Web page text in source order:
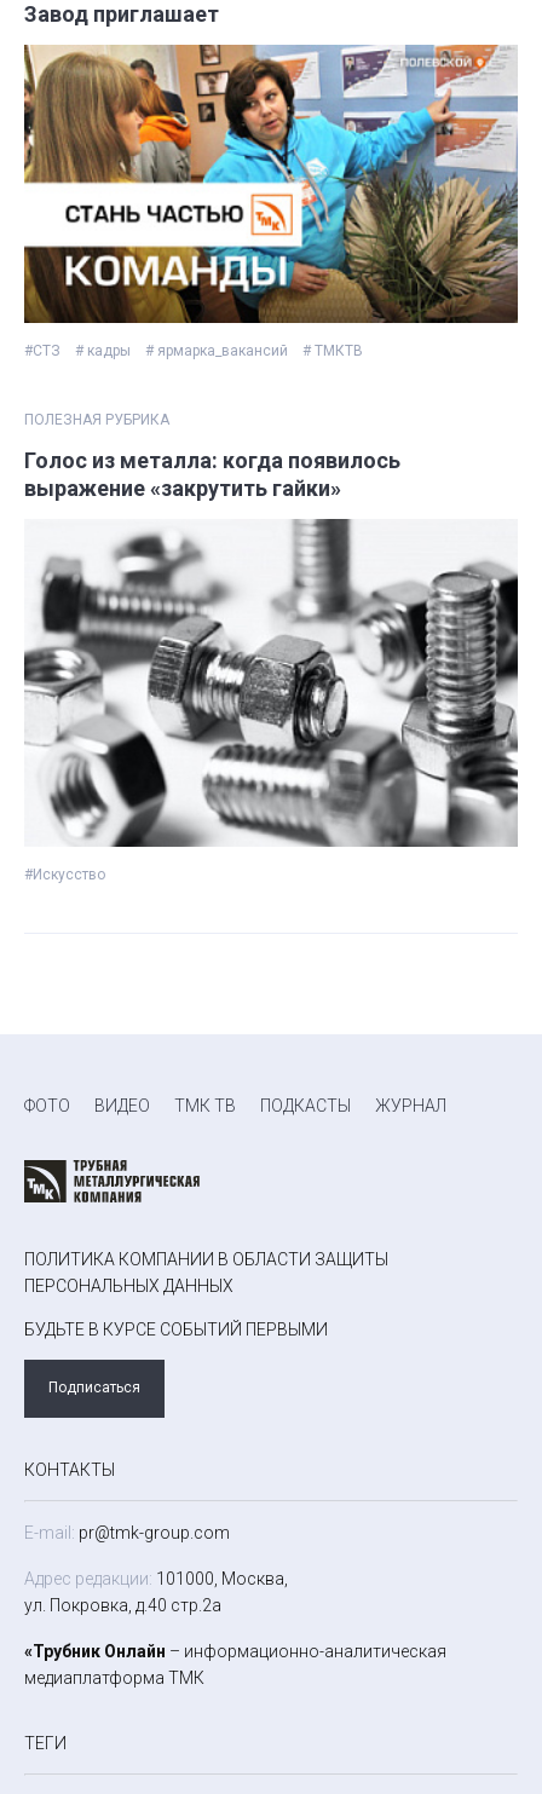
Завод приглашает
#СТЗ # кадры # ярмарка_вакансий # ТМКТВ
ПОЛЕЗНАЯ РУБРИКА
Голос из металла: когда появилось
выражение «закрутить гайки»
#Искусство
ФОТО ВИДЕО ТМК ТВ ПОДКАСТЫ ЖУРНАЛ
ПОЛИТИКА КОМПАНИИ В ОБЛАСТИ ЗАЩИТЫ
ПЕРСОНАЛЬНЫХ ДАННЫХ
БУДЬТЕ В КУРСЕ СОБЫТИЙ ПЕРВЫМИ
Подписаться
КОНТАКТЫ
E-mail: pr@tmk-group.com
Адрес редакции: 101000, Москва,
ул. Покровка, д.40 стр.2а
«Трубник Онлайн – информационно-аналитическая
медиаплатформа ТМК
ТЕГИ